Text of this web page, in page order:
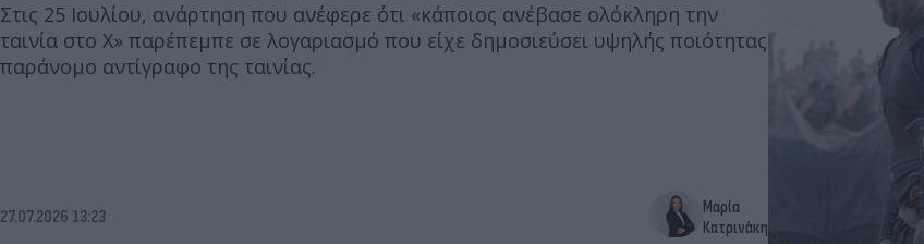
Στις 25 Ιουλίου, ανάρτηση που ανέφερε ότι «κάποιος ανέβασε ολόκληρη την
ταινία στο X» παρέπεμπε σε λογαριασμό που είχε δημοσιεύσει υψηλής ποιότητας
παράνομο αντίγραφο της ταινίας.
27.07.2026 13:23
Μαρία
Κατρινάκη